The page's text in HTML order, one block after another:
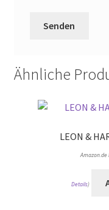
Ähnliche
LEON &
Amazon.de
Details)